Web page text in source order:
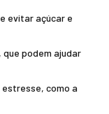
evitar açúcar e
podem ajudar
como a